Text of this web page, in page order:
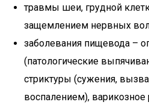
травмы шеи, грудной
защемлением нервных
заболевания пищевода –
(патологические
стриктуры (сужения,
воспалением),